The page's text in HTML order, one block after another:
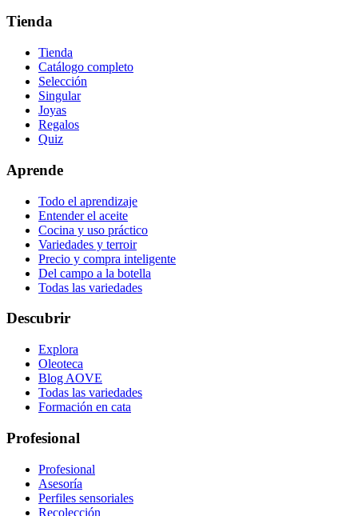
Tienda
Tienda
Catálogo completo
Selección
Singular
Joyas
Regalos
Quiz
Aprende
Todo el aprendizaje
Entender el aceite
Cocina y uso práctico
Variedades y terroir
Precio y compra inteligente
Del campo a la botella
Todas las variedades
Descubrir
Explora
Oleoteca
Blog AOVE
Todas las variedades
Formación en cata
Profesional
Profesional
Asesoría
Perfiles sensoriales
Recolección